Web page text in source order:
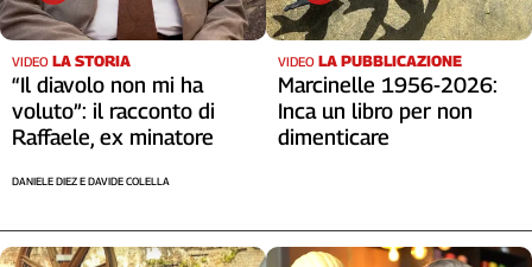
VIDEO LA STORIA
“Il diavolo non mi ha
voluto”: il racconto di
Raffaele, ex minatore
DANIELE DIEZ E DAVIDE COLELLA
VIDEO LA PUBBLICAZIONE
Marcinelle 1956-2026:
Inca un libro per non
dimenticare